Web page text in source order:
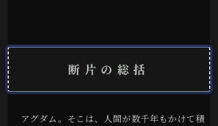
断片の総括
アグダム。そこは、人間が数千年もかけて積